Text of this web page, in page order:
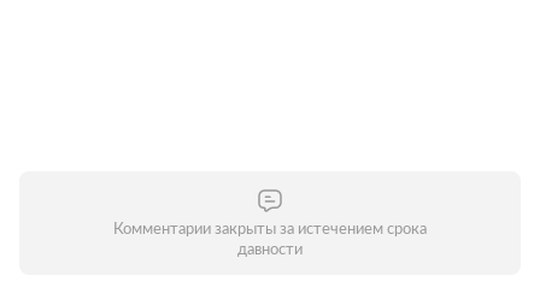
Комментарии закрыты за истечением срока
давности